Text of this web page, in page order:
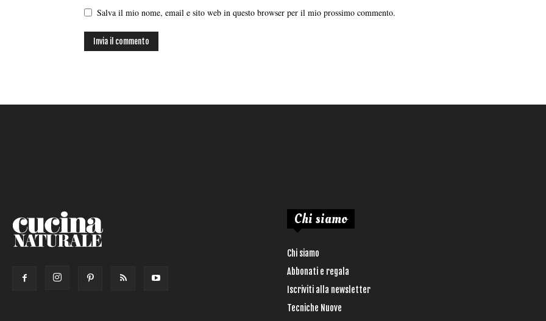
Salva il mio nome, email e sito web in questo browser per il mio prossimo commento.
Chi siamo
Chi siamo
Abbonati e regala
Iscriviti alla newsletter
Tecniche Nuove